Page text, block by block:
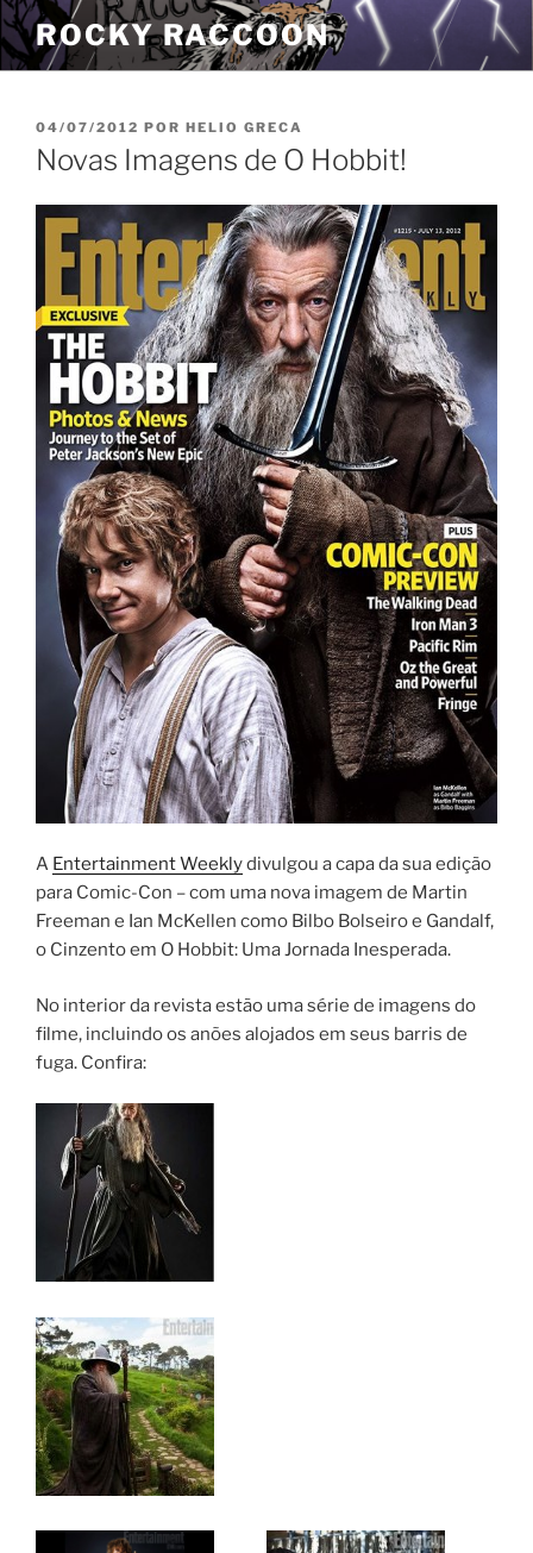
Pular
para
o
ROCKY RACCOON
PUBLICADO
EM
04/07/2012 POR HELIO GRECA
Novas Imagens de O Hobbit!
A Entertainment Weeklydivulgou a capa da sua edição
para Comic-Con – com uma nova imagem de Martin
Freeman e Ian McKellen como Bilbo Bolseiro e Gandalf,
o Cinzento em O Hobbit: Uma Jornada Inesperada.
No interior da revista estão uma série de imagens do
filme, incluindo os anões alojados em seus barris de
fuga. Confira: